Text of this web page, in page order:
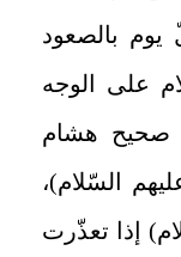
(7)، بل كلّ يوم بالصعود
على الوجه
(8)، وفي صحيح هشام
السّلام)،
إذا تعذّرت